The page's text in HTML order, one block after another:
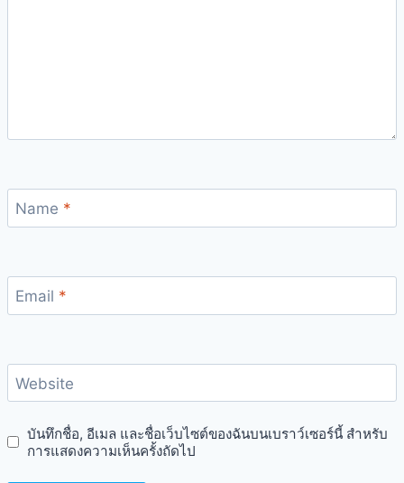
Name *
Email *
Website
บันทึกชื่อ, อีเมล และชื่อเว็บไซต์ของฉันบนเบราว์เซอร์นี้ สำหรับ
การแสดงความเห็นครั้งถัดไป